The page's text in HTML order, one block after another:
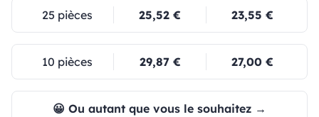
25 pièces 25,52 € 23,55 €
10 pièces 29,87 € 27,00 €
😀 Ou autant que vous le souhaitez →